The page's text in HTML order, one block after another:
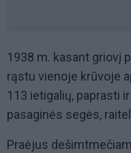
1938 m. kasant griovį
rąstu vienoje krūvoje
113 ietigalių, paprasti
pasaginės segės,
Praėjus